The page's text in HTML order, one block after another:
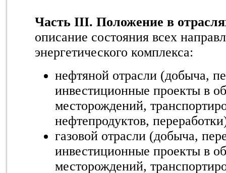
Часть III. Положение в
описание состояния всех
энергетического комплекса:
нефтяной отрасли (добыча,
инвестиционные проекты в
месторождений,
нефтепродуктов,
газовой отрасли (добыча,
инвестиционные проекты в
месторождений,